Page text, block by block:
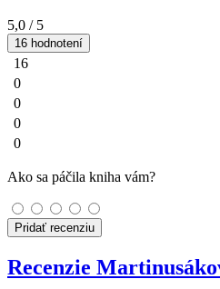
5,0 / 5
16 hodnotení
16
0
0
0
0
Ako sa páčila kniha vám?
Pridať recenziu
Recenzie